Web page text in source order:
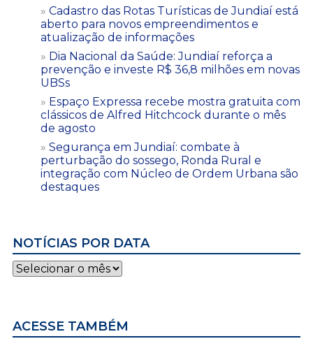
Cadastro das Rotas Turísticas de Jundiaí está
aberto para novos empreendimentos e
atualização de informações
Dia Nacional da Saúde: Jundiaí reforça a
prevenção e investe R$ 36,8 milhões em novas
UBSs
Espaço Expressa recebe mostra gratuita com
clássicos de Alfred Hitchcock durante o mês
de agosto
Segurança em Jundiaí: combate à
perturbação do sossego, Ronda Rural e
integração com Núcleo de Ordem Urbana são
destaques
NOTÍCIAS POR DATA
Notícias
por
ACESSE TAMBÉM